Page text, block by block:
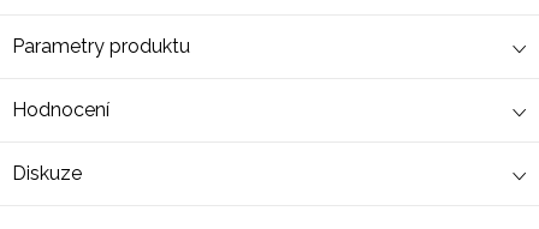
Parametry produktu
Hodnocení
Diskuze